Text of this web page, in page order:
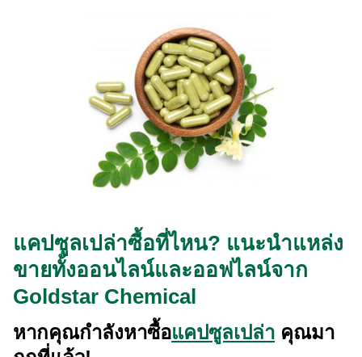
แคปซูลเปล่าซื้อที่ไหน? แนะนำแหล่ง
ขายทั้งออนไลน์และออฟไลน์จาก
Goldstar Chemical
หากคุณกำลังหาซื้อแคปซูลเปล่า คุณมา